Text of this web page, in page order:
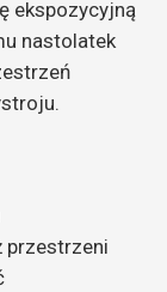
ekspozycyjną
nastolatek
przestrzeni